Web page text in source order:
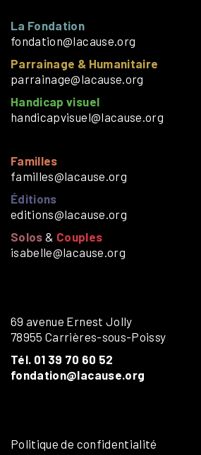
La Fondation
fondation@lacause.org
Parrainage & Humanitaire
parrainage@lacause.org
Handicap visuel
handicapvisuel@lacause.org
Familles
familles@lacause.org
Éditions
editions@lacause.org
Solos & Couples
isabelle@lacause.org
69 avenue Ernest Jolly
78955 Carrières-sous-Poissy
Tél. 01 39 70 60 52
fondation@lacause.org
Politique de confidentialité